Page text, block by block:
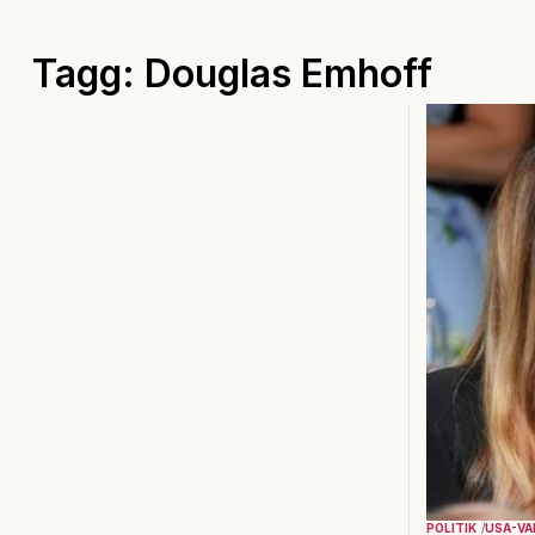
Tagg: Douglas Emhoff
POLITIK USA-